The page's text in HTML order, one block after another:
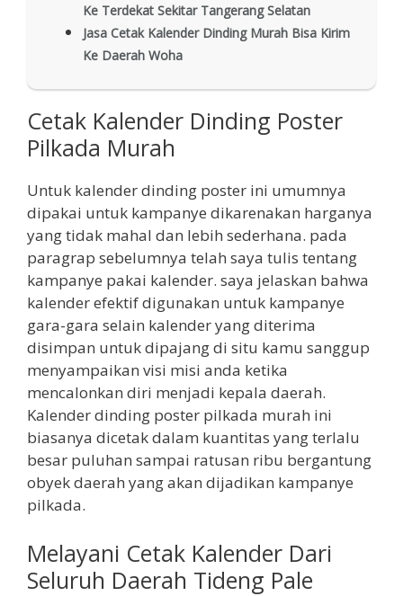
Ke Terdekat Sekitar Tangerang Selatan
Jasa Cetak Kalender Dinding Murah Bisa Kirim
Ke Daerah Woha
Cetak Kalender Dinding Poster
Pilkada Murah
Untuk kalender dinding poster ini umumnya
dipakai untuk kampanye dikarenakan harganya
yang tidak mahal dan lebih sederhana. pada
paragrap sebelumnya telah saya tulis tentang
kampanye pakai kalender. saya jelaskan bahwa
kalender efektif digunakan untuk kampanye
gara-gara selain kalender yang diterima
disimpan untuk dipajang di situ kamu sanggup
menyampaikan visi misi anda ketika
mencalonkan diri menjadi kepala daerah.
Kalender dinding poster pilkada murah ini
biasanya dicetak dalam kuantitas yang terlalu
besar puluhan sampai ratusan ribu bergantung
obyek daerah yang akan dijadikan kampanye
pilkada.
Melayani Cetak Kalender Dari
Seluruh Daerah Tideng Pale